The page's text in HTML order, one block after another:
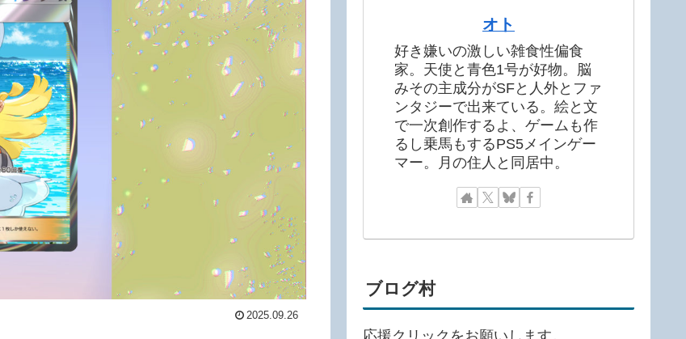
2025.09.26
オト
好き嫌いの激しい雑食性偏食
家。天使と青色1号が好物。脳
みその主成分がSFと人外とファ
ンタジーで出来ている。絵と文
で一次創作するよ、ゲームも作
るし乗馬もするPS5メインゲー
マー。月の住人と同居中。
ブログ村